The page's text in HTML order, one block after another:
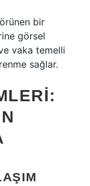
bir
görsel
vaka temelli
sağlar.